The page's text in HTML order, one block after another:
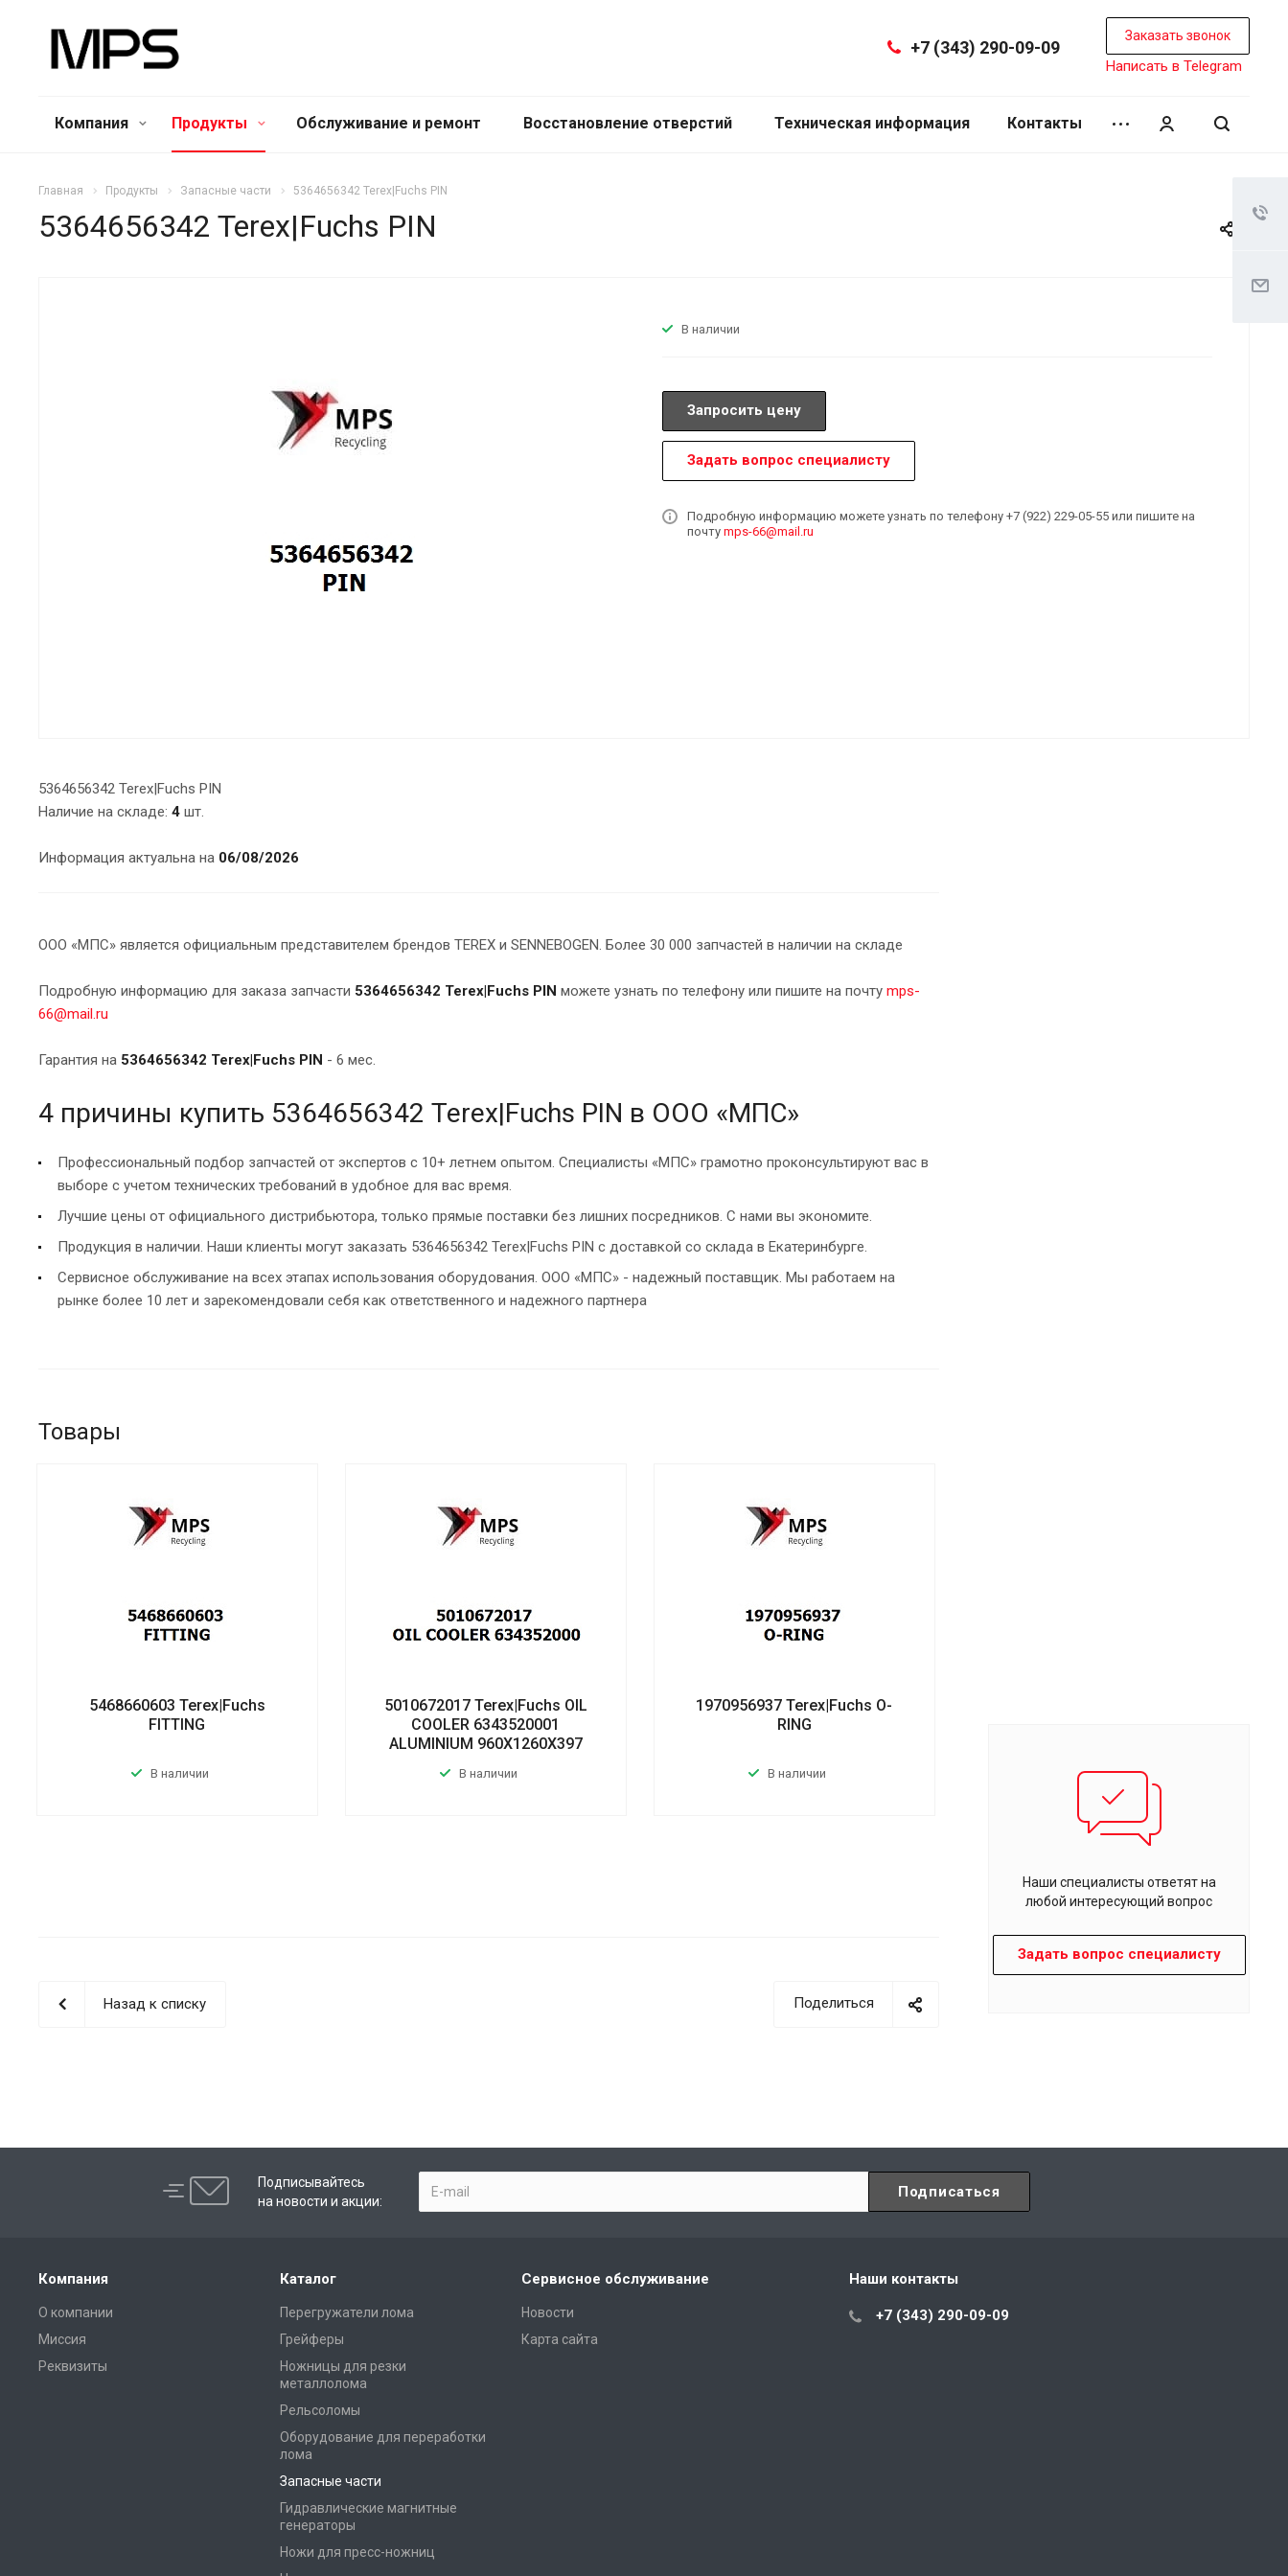
+7 (343) 290-09-09
Заказать звонок
Написать в Telegram
Компания Продукты Обслуживание и ремонт Восстановление отверстий Техническая информация Контакты
Главная Продукты Запасные части 5364656342 Terex|Fuchs PIN
5364656342 Terex|Fuchs PIN
В наличии
Запросить цену
Задать вопрос специалисту
Подробную информацию можете узнать по телефону +7 (922) 229-05-55 или пишите на
почту mps-66@mail.ru
5364656342 Terex|Fuchs PIN
Наличие на складе: 4 шт.
Информация актуальна на 06/08/2026
ООО «МПС» является официальным представителем брендов TEREX и SENNEBOGEN. Более 30 000 запчастей в наличии на складе
Подробную информацию для заказа запчасти 5364656342 Terex|Fuchs PIN можете узнать по телефону или пишите на почту mps-
66@mail.ru
Гарантия на 5364656342 Terex|Fuchs PIN - 6 мес.
4 причины купить 5364656342 Terex|Fuchs PIN в ООО «МПС»
Профессиональный подбор запчастей от экспертов с 10+ летнем опытом. Специалисты «МПС» грамотно проконсультируют вас в
выборе с учетом технических требований в удобное для вас время.
Лучшие цены от официального дистрибьютора, только прямые поставки без лишних посредников. С нами вы экономите.
Продукция в наличии. Наши клиенты могут заказать 5364656342 Terex|Fuchs PIN с доставкой со склада в Екатеринбурге.
Сервисное обслуживание на всех этапах использования оборудования. ООО «МПС» - надежный поставщик. Мы работаем на
рынке более 10 лет и зарекомендовали себя как ответственного и надежного партнера
Товары
5468660603 Terex|Fuchs
FITTING
В наличии
5010672017 Terex|Fuchs OIL
COOLER 6343520001
ALUMINIUM 960X1260X397
В наличии
1970956937 Terex|Fuchs O-
RING
В наличии
Наши специалисты ответят на
любой интересующий вопрос
Задать вопрос специалисту
Поделиться
Назад к списку
Подписывайтесь
на новости и акции:
Компания
О компании
Миссия
Реквизиты
Каталог
Перегружатели лома
Грейферы
Ножницы для резки
металлолома
Рельсоломы
Оборудование для переработки
лома
Запасные части
Гидравлические магнитные
генераторы
Ножи для пресс-ножниц
Сервисное обслуживание
Новости
Карта сайта
Наши контакты
+7 (343) 290-09-09